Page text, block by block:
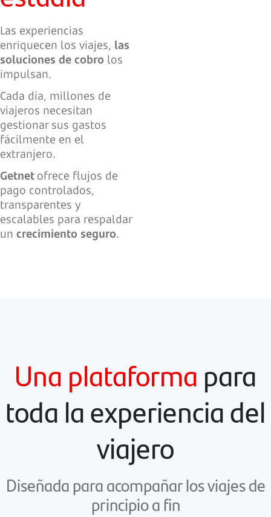
Las experiencias
enriquecen los viajes, las
soluciones de cobro los
impulsan.
Cada día, millones de
viajeros necesitan
gestionar sus gastos
fácilmente en el
extranjero.
Getnet ofrece flujos de
pago controlados,
transparentes y
escalables para respaldar
un crecimiento seguro.
Una plataforma para
toda la experiencia del
viajero
Diseñada para acompañar los viajes de
principio a fin